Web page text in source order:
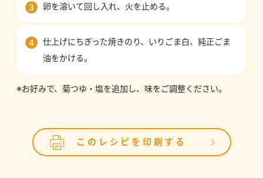
3 卵を溶いて回し入れ、火を止める。
4
仕上げにちぎった焼きのり、いりごま白、純正ごま
油をかける。
※お好みで、菊つゆ・塩を追加し、味をご調整ください。
このレシピを印刷する